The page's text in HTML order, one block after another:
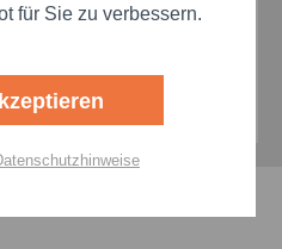
Aktiv
für Sie zu verbessern.